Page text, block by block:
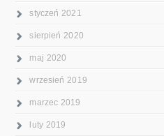
styczeń 2021
sierpień 2020
maj 2020
wrzesień 2019
marzec 2019
luty 2019